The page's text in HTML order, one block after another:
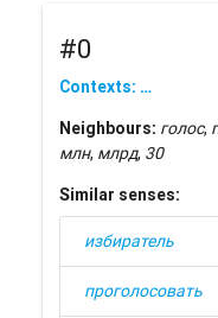
#0
Contexts: …
Neighbours: голос,
млн, млрд, 30
Similar senses:
избиратель
проголосовать